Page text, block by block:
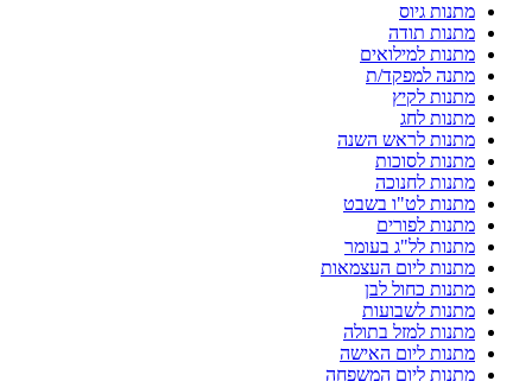
מתנות גיוס
מתנות תודה
מתנות למילואים
מתנה למפקד/ת
מתנות לקיץ
מתנות לחג
מתנות לראש השנה
מתנות לסוכות
מתנות לחנוכה
מתנות לט"ו בשבט
מתנות לפורים
מתנות לל"ג בעומר
מתנות ליום העצמאות
מתנות כחול לבן
מתנות לשבועות
מתנות למזל בתולה
מתנות ליום האישה
מתנות ליום המשפחה